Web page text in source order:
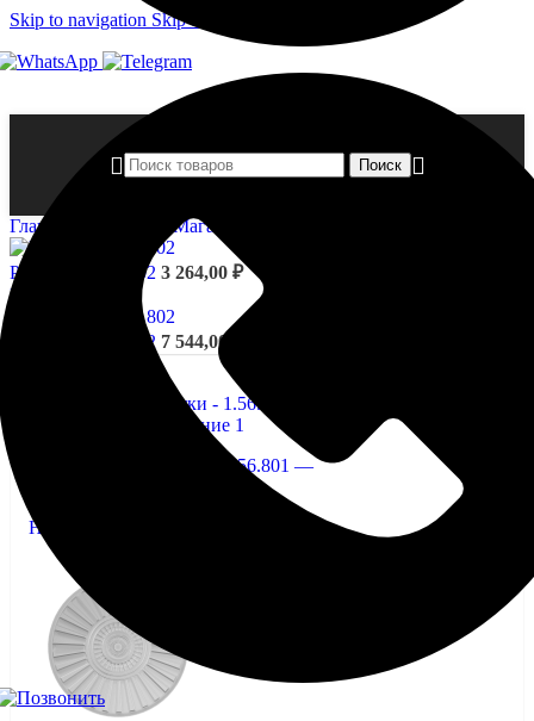
Skip to navigation Skip to main content
Поиск
Главная страница Магазин
Розетки - 1.56.702 3 264,00 ₽
Назад к товарам
Розетки - 1.56.802 7 544,00
Нажмите, чтобы увеличить